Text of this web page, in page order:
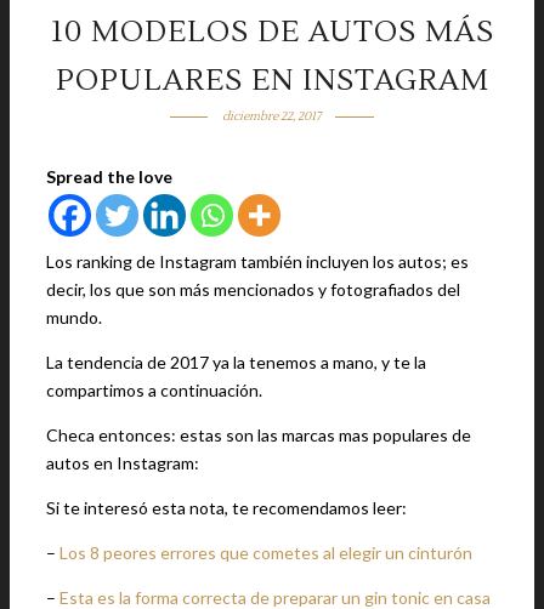
10 MODELOS DE AUTOS MÁS
POPULARES EN INSTAGRAM
diciembre 22, 2017
Spread the love
Los ranking de Instagram también incluyen los autos; es
decir, los que son más mencionados y fotografiados del
mundo.
La tendencia de 2017 ya la tenemos a mano, y te la
compartimos a continuación.
Checa entonces: estas son las marcas mas populares de
autos en Instagram:
Si te interesó esta nota, te recomendamos leer:
– Los 8 peores errores que cometes al elegir un cinturón
– Esta es la forma correcta de preparar un gin tonic en casa